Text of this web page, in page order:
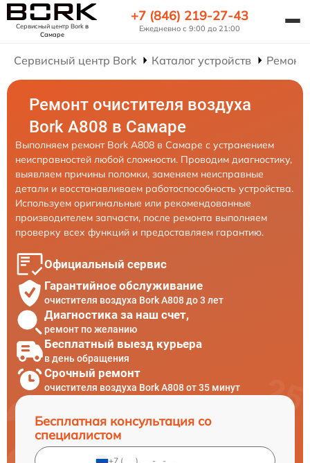
Сервисный центр Borkв
Самаре
+7 (846) 219-27-43
Ежедневно с 9:00 до 21:00
Сервисный центр Bork Каталог устройств Ремонт
Ремонт очистителя воздуха
Bork А808 в Самаре
Выполняем ремонт Bork А808 в Самаре с устранением
неисправностей любой сложности. Проводим диагностику,
выявляем причины поломки, заменяем неисправные
детали и восстанавливаем работоспособность устройства.
Используем оригинальные или рекомендованные
производителем запчасти, после ремонта выполняем
проверку всех функций и предоставляем гарантию.
Официальный сервис
Гарантийное обслуживание
очистителя воздуха Bork А808 до 3 лет
Диагностика за наш счет,
ремонт по желанию
Бесплатный выезд курьера
в день обращения
Срочный ремонт
очистителя воздуха Bork А808 от 35 минут
Бесплатная консультация со
специалистом